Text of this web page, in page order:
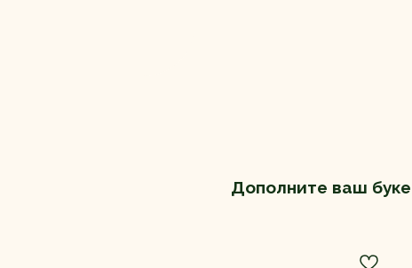
Дополните ваш